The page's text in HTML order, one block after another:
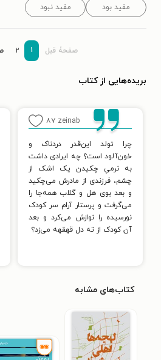
مفید بود مفید نبود
صفحۀ قبل ۱ ۲
بریده‌هایی از کتاب
zeinab ۸۷
چرا تولد این‌قدر دردناک و
خون‌آلود است؟ چه ایرادی داشت
به نرمیِ چکیدن یک اشک از
چشم، فرزندی از مادرش می‌چکید
و بعد بوی هل و گلاب همه‌جا را
می‌گرفت و پرستار آرام سر کودک
نورسیده را نوازش می‌کرد و بعد
آن کودک از ته دل قهقهه می‌زد؟
کتاب‌های مشابه